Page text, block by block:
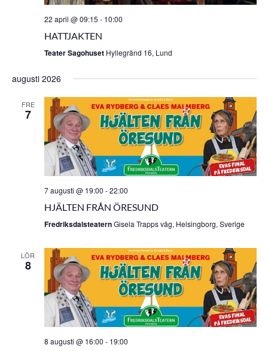
22 april @ 09:15 - 10:00
HATTJAKTEN
Teater Sagohuset Hyllegränd 16, Lund
augusti 2026
FRE
7
7 augusti @ 19:00 -22:00
HJÄLTEN FRÅN ÖRESUND
FredriksdalsteaternGisela Trapps väg, Helsingborg, Sverige
LÖR
8
8 augusti @ 16:00 - 19:00